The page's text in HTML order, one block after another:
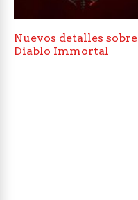
Nuevos detalles sobre
Diablo Immortal